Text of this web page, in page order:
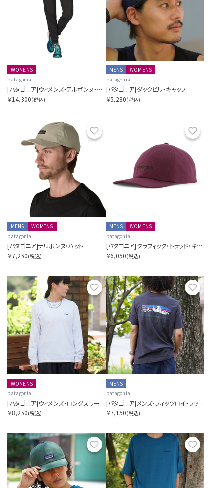
WOMENS
patagonia
[パタゴニア]ウィメンズ・テルボンヌ・ジョガーズ
￥14,300(税込)
MENS
WOMENS
patagonia
[パタゴニア]ダックビル・キャップ
￥5,280(税込)
お気に入り
MENS
WOMENS
patagonia
[パタゴニア]テルボンヌ・ハット
￥7,260(税込)
MENS
WOMENS
patagonia
[パタゴニア]グラフィック・トラッド・キャップ
￥6,050(税込)
お気に入り
WOMENS
patagonia
[パタゴニア]ウィメンズ・ロングスリーブ・P-6ロゴ・レスポンシビリティー
￥8,250(税込)
お気
MENS
patagonia
[パタゴニア]メンズ・フィッツロイ・フットヒルズ・Tシャツ
￥7,150(税込)
お気に入り お気